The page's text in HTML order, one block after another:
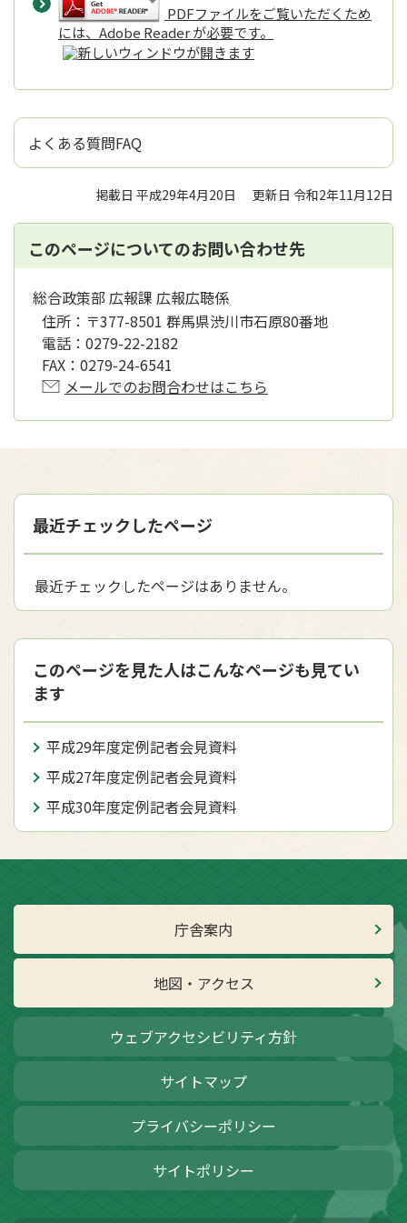
PDFファイルをご覧いただくため
には、Adobe Reader が必要です。
よくある質問FAQ
掲載日 平成29年4月20日 更新日 令和2年11月12日
このページについてのお問い合わせ先
総合政策部 広報課 広報広聴係
住所： 〒377-8501 群馬県渋川市石原80番地
電話： 0279-22-2182
FAX： 0279-24-6541
メールでのお問合わせはこちら
最近チェックしたページ
最近チェックしたページはありません。
このページを見た人はこんなページも見てい
ます
平成29年度定例記者会見資料
平成27年度定例記者会見資料
平成30年度定例記者会見資料
庁舎案内
地図・アクセス
ウェブアクセシビリティ方針
サイトマップ
プライバシーポリシー
サイトポリシー